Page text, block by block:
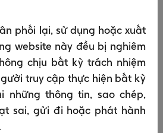
sử dụng dữ liệu cá nhân của
đích vận hành một cách hợp
cho phép chúng tôi điều hành
mình. Những điều này bao
trực tiếp cho bạn (bạn sẽ luôn
chối nhận thông tin về sản
phối lại, sử dụng hoặc xuất
website này đều bị nghiêm
chịu bất kỳ trách nhiệm
truy cập thực hiện bất kỳ
những thông tin, sao chép,
sai, gửi đi hoặc phát hành